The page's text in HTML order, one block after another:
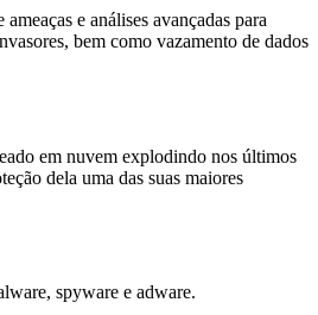
e análises avançadas para
bem como vazamento de dados
em nuvem explodindo nos últimos
dela uma das suas maiores
spyware e adware.